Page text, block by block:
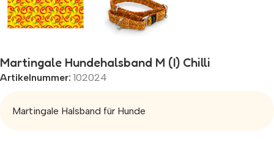
Martingale Hundehalsband M (I) Chilli
Artikelnummer: 102024
Martingale Halsband für Hunde